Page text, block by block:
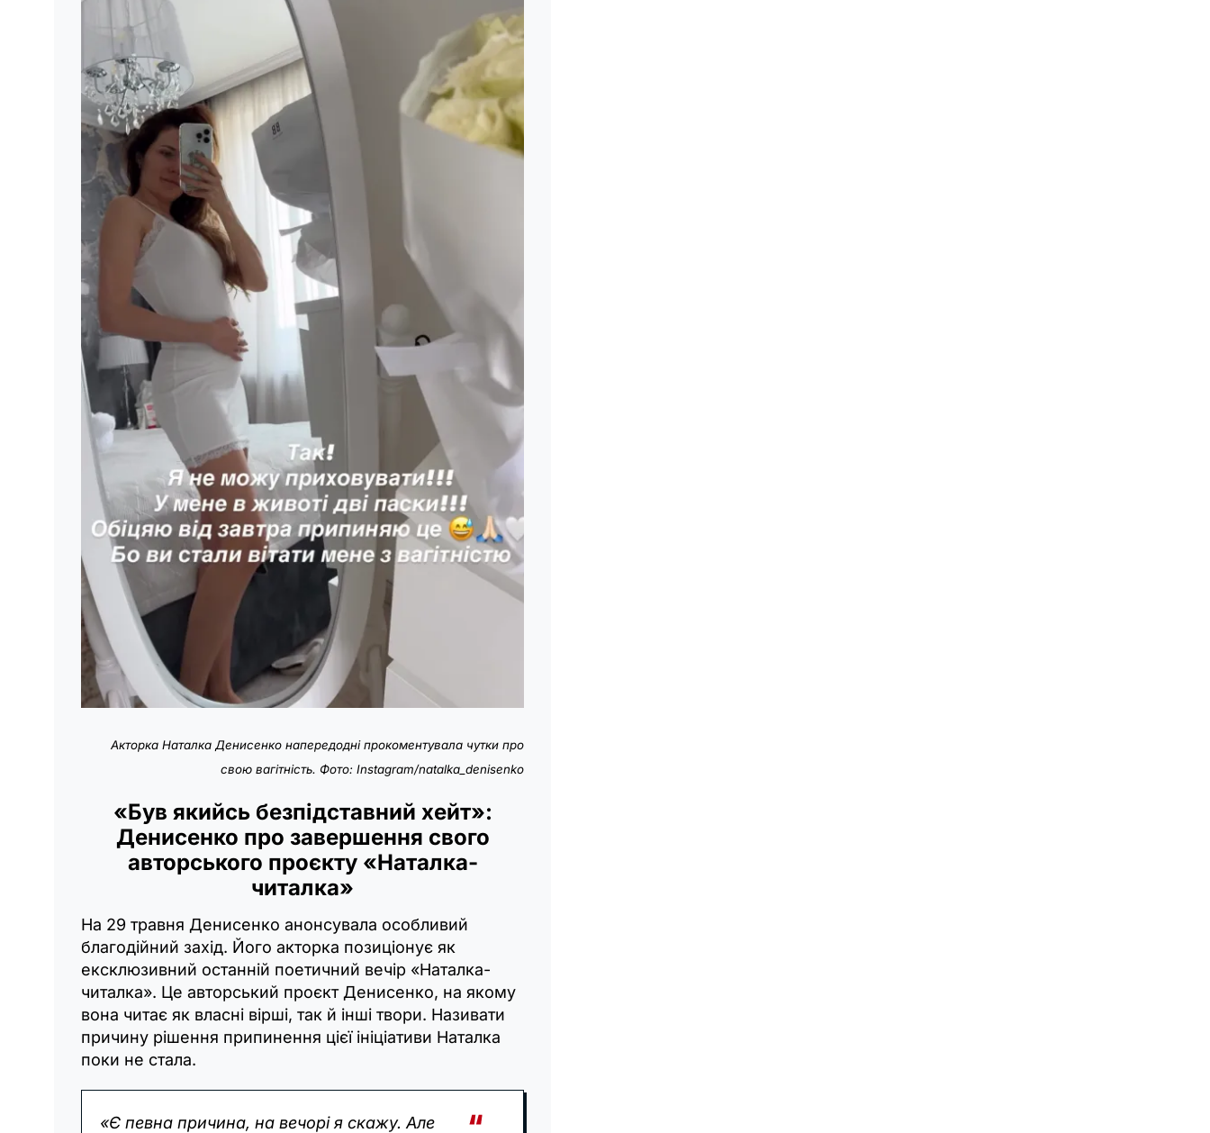
Акторка Наталка Денисенко напередодні прокоментувала чутки про
свою вагітність. Фото: Instagram/natalka_denisenko
«Був якийсь безпідставний хейт»:
Денисенко про завершення свого
авторського проєкту «Наталка-
читалка»
На 29 травня Денисенко анонсувала особливий
благодійний захід. Його акторка позиціонує як
ексклюзивний останній поетичний вечір «Наталка-
читалка». Це авторський проєкт Денисенко, на якому
вона читає як власні вірші, так й інші твори. Називати
причину рішення припинення цієї ініціативи Наталка
поки не стала.
«Є певна причина, на вечорі я скажу. Але